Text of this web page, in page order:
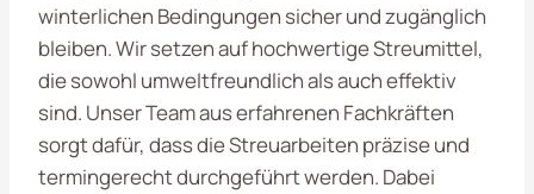
winterlichen Bedingungen sicher und zugänglich
bleiben. Wir setzen auf hochwertige Streumittel,
die sowohl umweltfreundlich als auch effektiv
sind. Unser Team aus erfahrenen Fachkräften
sorgt dafür, dass die Streuarbeiten präzise und
termingerecht durchgeführt werden. Dabei